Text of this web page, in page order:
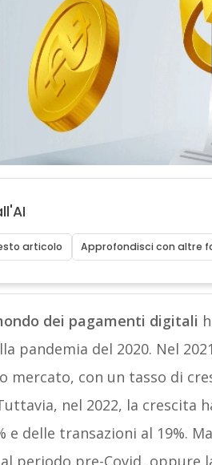
articolo Approfondisci con altre
dei pagamenti digitali
pandemia del 2020. Nel
mercato, con un tasso di
nel 2022, la
e delle transazioni al 19%.
periodo pre-Covid, oppure